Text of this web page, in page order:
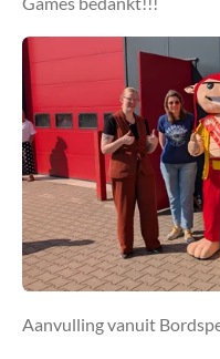
Aanvulling vanuit